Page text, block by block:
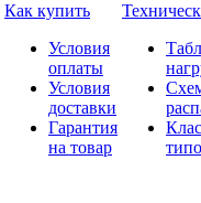
Как купить
Условия
оплаты
Условия
доставки
Гарантия
на товар